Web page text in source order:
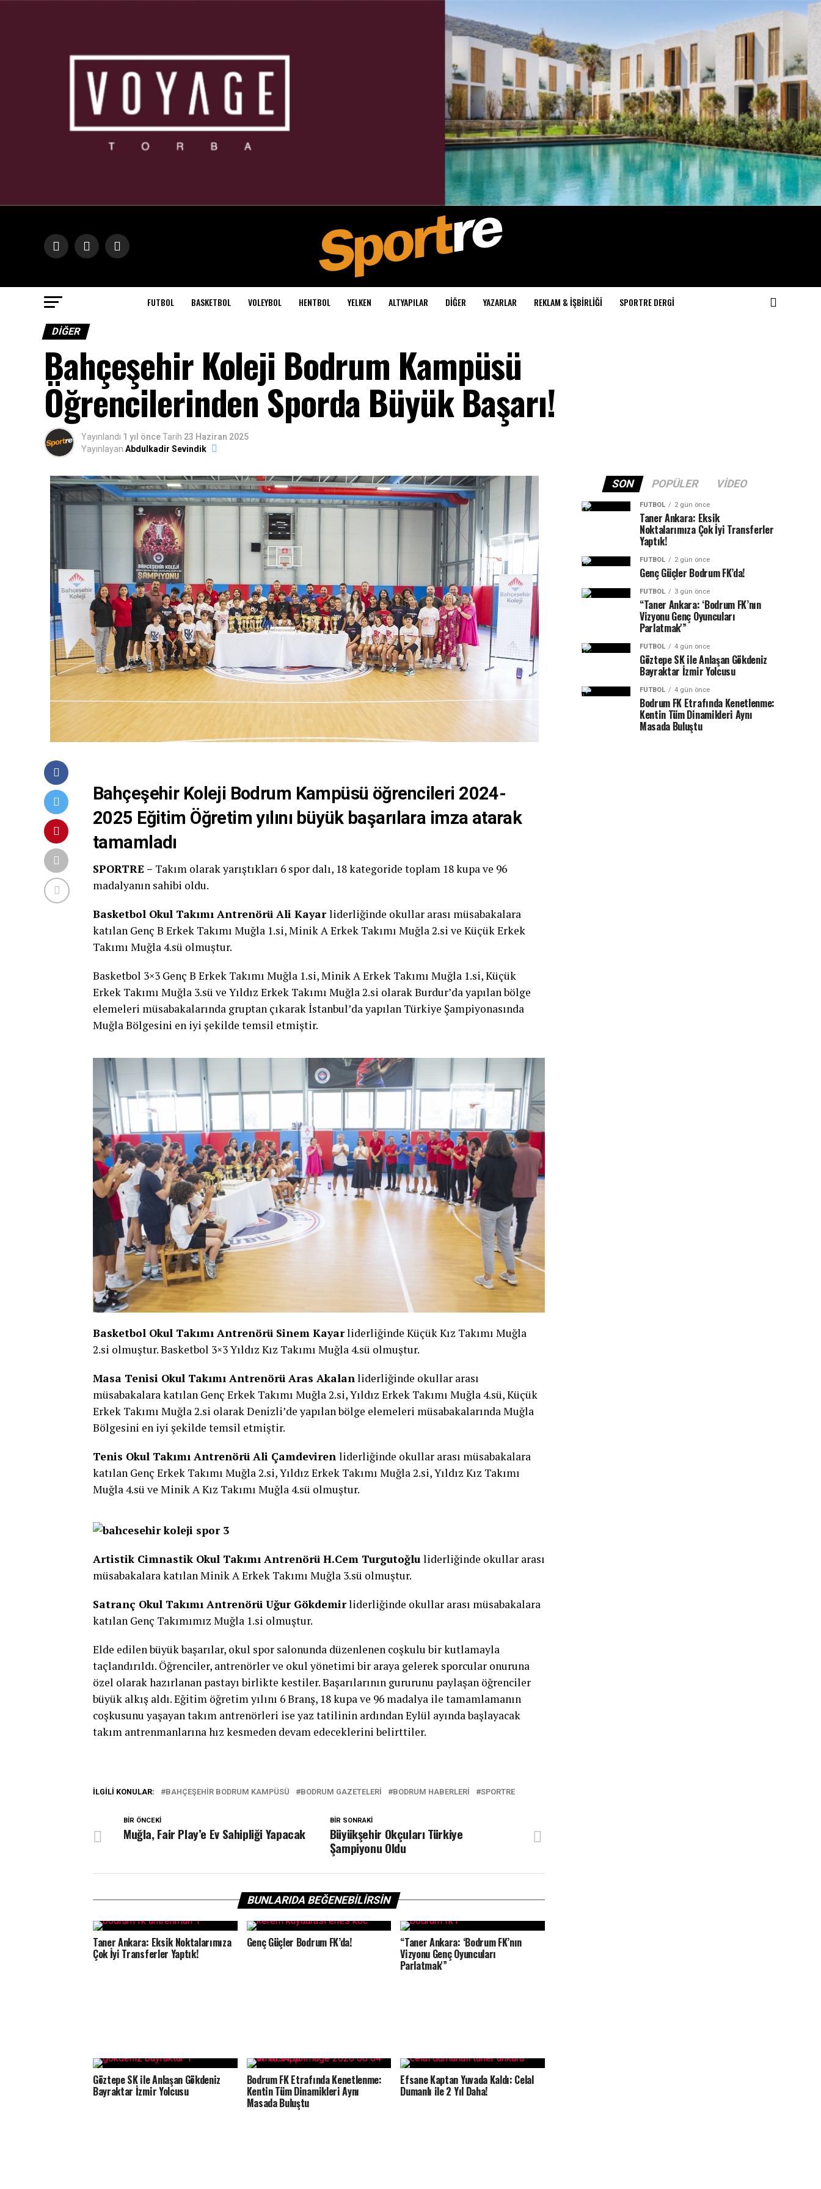
FUTBOL BASKETBOL VOLEYBOL HENTBOL YELKEN ALTYAPILAR DIĞER YAZARLAR REKLAM & İŞBIRLIĞI SPORTRE DERGI
DIĞER
Bahçeşehir Koleji Bodrum Kampüsü
Öğrencilerinden Sporda Büyük Başarı!
Yayınlandı 1 yıl önceTarih 23 Haziran 2025
Yayınlayan Abdulkadir Sevindik
Bahçeşehir Koleji Bodrum Kampüsü öğrencileri 2024-
2025 Eğitim Öğretim yılını büyük başarılara imza atarak
tamamladı
SPORTRE – Takım olarak yarıştıkları 6 spor dalı, 18 kategoride toplam 18 kupa ve 96
madalyanın sahibi oldu.
Basketbol Okul Takımı Antrenörü Ali Kayarliderliğinde okullar arası müsabakalara
katılan Genç B Erkek Takımı Muğla 1.si, Minik A Erkek Takımı Muğla 2.si ve Küçük Erkek
Takımı Muğla 4.sü olmuştur.
Basketbol 3×3 Genç B Erkek Takımı Muğla 1.si, Minik A Erkek Takımı Muğla 1.si, Küçük
Erkek Takımı Muğla 3.sü ve Yıldız Erkek Takımı Muğla 2.si olarak Burdur’da yapılan bölge
elemeleri müsabakalarında gruptan çıkarak İstanbul’da yapılan Türkiye Şampiyonasında
Muğla Bölgesini en iyi şekilde temsil etmiştir.
Basketbol Okul Takımı Antrenörü Sinem Kayarliderliğinde Küçük Kız Takımı Muğla
2.si olmuştur. Basketbol 3×3 Yıldız Kız Takımı Muğla 4.sü olmuştur.
Masa Tenisi Okul Takımı Antrenörü Aras Akalanliderliğinde okullar arası
müsabakalara katılan Genç Erkek Takımı Muğla 2.si, Yıldız Erkek Takımı Muğla 4.sü, Küçük
Erkek Takımı Muğla 2.si olarak Denizli’de yapılan bölge elemeleri müsabakalarında Muğla
Bölgesini en iyi şekilde temsil etmiştir.
Tenis Okul Takımı Antrenörü Ali Çamdeviren liderliğinde okullar arası müsabakalara
katılan Genç Erkek Takımı Muğla 2.si, Yıldız Erkek Takımı Muğla 2.si, Yıldız Kız Takımı
Muğla 4.sü ve Minik A Kız Takımı Muğla 4.sü olmuştur.
Artistik Cimnastik Okul Takımı Antrenörü H.Cem Turgutoğlu liderliğinde okullar arası
müsabakalara katılan Minik A Erkek Takımı Muğla 3.sü olmuştur.
Satranç Okul Takımı Antrenörü Uğur Gökdemirliderliğinde okullar arası müsabakalara
katılan Genç Takımımız Muğla 1.si olmuştur.
Elde edilen büyük başarılar, okul spor salonunda düzenlenen coşkulu bir kutlamayla
taçlandırıldı. Öğrenciler, antrenörler ve okul yönetimi bir araya gelerek sporcular onuruna
özel olarak hazırlanan pastayı birlikte kestiler. Başarılarının gururunu paylaşan öğrenciler
büyük alkış aldı. Eğitim öğretim yılını 6 Branş, 18 kupa ve 96 madalya ile tamamlamanın
coşkusunu yaşayan takım antrenörleri ise yaz tatilinin ardından Eylül ayında başlayacak
takım antrenmanlarına hız kesmeden devam edeceklerini belirttiler.
İLGILI KONULAR: BAHÇEŞEHIR BODRUM KAMPÜSÜ BODRUM GAZETELERI BODRUM HABERLERI SPORTRE
BIR SONRAKI
Büyükşehir Okçuları Türkiye
Şampiyonu Oldu
BIR ÖNCEKI
Muğla, Fair Play’e Ev Sahipliği Yapacak
BUNLARIDA BEĞENEBILIRSIN
Taner Ankara: Eksik Noktalarımıza
Çok İyi Transferler Yaptık!
Genç Güçler Bodrum FK’da! “Taner Ankara: ‘Bodrum FK’nın
Vizyonu Genç Oyuncuları
Parlatmak'”
Göztepe SK ile Anlaşan Gökdeniz
Bayraktar İzmir Yolcusu
Bodrum FK Etrafında Kenetlenme:
Kentin Tüm Dinamikleri Aynı
Masada Buluştu
Efsane Kaptan Yuvada Kaldı: Celal
Dumanlı ile 2 Yıl Daha!
SON POPÜLER VIDEO
FUTBOL 2 gün önce
Taner Ankara: Eksik
Noktalarımıza Çok İyi Transferler
Yaptık!
FUTBOL 2 gün önce
Genç Güçler Bodrum FK’da!
FUTBOL 3 gün önce
“Taner Ankara: ‘Bodrum FK’nın
Vizyonu Genç Oyuncuları
Parlatmak'”
FUTBOL 4 gün önce
Göztepe SK ile Anlaşan Gökdeniz
Bayraktar İzmir Yolcusu
FUTBOL 4 gün önce
Bodrum FK Etrafında Kenetlenme:
Kentin Tüm Dinamikleri Aynı
Masada Buluştu